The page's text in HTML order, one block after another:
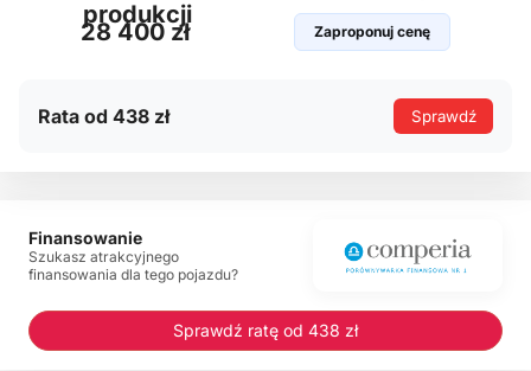
28 400 zł Zaproponuj cenę
Rata od 438 zł Sprawdź
Finansowanie
Szukasz atrakcyjnego
finansowania dla tego pojazdu?
Sprawdź ratę od 438 zł